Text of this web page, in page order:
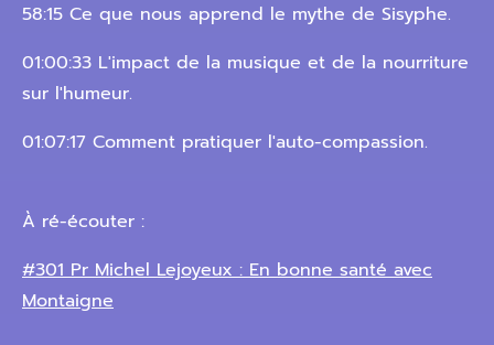
58:15 Ce que nous apprend le mythe de Sisyphe.
01:00:33 L'impact de la musique et de la nourriture
sur l'humeur.
01:07:17 Comment pratiquer l'auto-compassion.
À ré-écouter :
#301 Pr Michel Lejoyeux : En bonne santé avec
Montaigne